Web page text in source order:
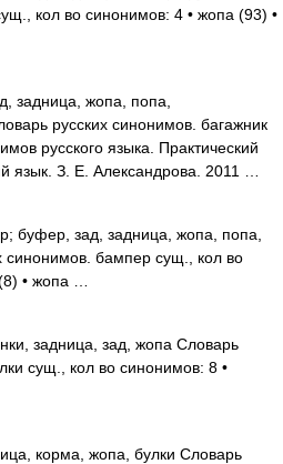
кол во синонимов: 4 • жопа (93) •
задница, жопа, попа,
русских синонимов. багажник
русского языка. Практический
язык. З. Е. Александрова. 2011 …
буфер, зад, задница, жопа, попа,
синонимов. бампер сущ., кол во
• жопа …
задница, зад, жопа Словарь
сущ., кол во синонимов: 8 •
корма, жопа, булки Словарь